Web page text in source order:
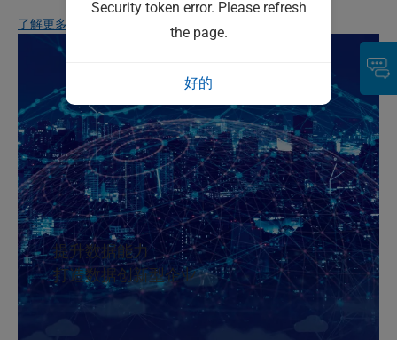
了解更多
提升数据能力
打造数据创新型企业
Security token error. Please refresh
the page.
好的